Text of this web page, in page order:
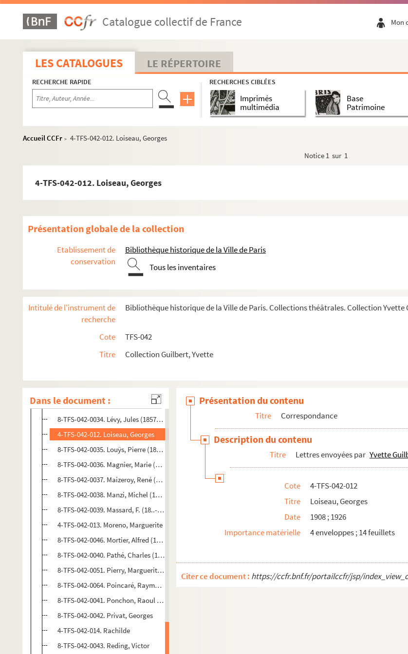
Catalogue collectif de France Mon
LES CATALOGUES LE RÉPERTOIRE
RECHERCHE RAPIDE RECHERCHES CIBLÉES
Imprimés
multimédia
Base
Patrimoine
Accueil CCFr > 4-TFS-042-012. Loiseau, Georges
Notice 1 sur 1
4-TFS-042-012. Loiseau, Georges
Présentation globale de la collection
Etablissement de
conservation
Bibliothèque historique de la Ville de Paris
Tous les inventaires
Intitulé de l'instrument de
recherche
Bibliothèque historique de la Ville de Paris. Collections théâtrales. Collection Yvette
Cote
TFS-042
Titre
Collection Guilbert, Yvette
Dans le document :
8-TFS-042-0016. Descaves, Lucien (1861-1949)
8-TFS-042-0017. Detaille, Edouard (1848-1912)
4-TFS-042-008. Dubas, Marie
4-TFS-042-009. Duglé, Angèle
8-TFS-042-0018. Duhamel, Maurice (1884-1940)
8-TFS-042-0065. Dulac, Odette (1865-1939)
8-TFS-042-0023. Gaubert, E., médecin
8-TFS-042-0024. Hamel
8-TFS-042-0066. Hermant, Abel (1862-1950)
8-TFS-042-0026. Humbert, Pierre (18..-19.. ; graphologue)
8-TFS-042-0058. Jacob, Jasmy
8-TFS-042-0067. Kammerer, Albert (1875-1951)
8-TFS-042-0059. Lapaire, Hugues (1869-1967)
8-TFS-042-0032. Le Roux, Alfred (1855-1921)
8-TFS-042-0033. Le Roux, Hugues (1860-1925)
8-TFS-042-0034. Lévy, Jules (1857-1935)
4-TFS-042-012. Loiseau, Georges
8-TFS-042-0035. Louÿs, Pierre (1870-1925)
8-TFS-042-0036. Magnier, Marie (1848-1913)
8-TFS-042-0037. Maizeroy, René (1856-1918)
8-TFS-042-0038. Manzi, Michel (1849-1915)
8-TFS-042-0039. Massard, F. (18..-19..)
4-TFS-042-013. Moreno, Marguerite
8-TFS-042-0046. Mortier, Alfred (1865-1937)
8-TFS-042-0040. Pathé, Charles (1863-1957)
8-TFS-042-0051. Pierry, Marguerite (1888-1963)
8-TFS-042-0064. Poincaré, Raymond (1860-1934)
8-TFS-042-0041. Ponchon, Raoul (1848-1937)
8-TFS-042-0042. Privat, Georges
4-TFS-042-014. Rachilde
8-TFS-042-0043. Reding, Victor
Présentation du contenu
Titre Correspondance
Description du contenu
Titre Lettres envoyées par Yvette
Cote
4-TFS-042-012
Titre
Loiseau, Georges
Date
1908 ; 1926
Importance matérielle
4 enveloppes ; 14 feuillets
Citer ce document : https://ccfr.bnf.fr/portailccfr/jsp/